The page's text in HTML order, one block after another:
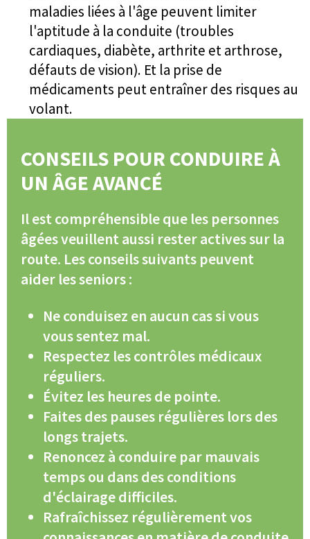
maladies liées à l'âge peuvent limiter
l'aptitude à la conduite (troubles
cardiaques, diabète, arthrite et arthrose,
défauts de vision). Et la prise de
médicaments peut entraîner des risques au
volant.
CONSEILS POUR CONDUIRE À
UN ÂGE AVANCÉ
Il est compréhensible que les personnes
âgées veuillent aussi rester actives sur la
route. Les conseils suivants peuvent
aider les seniors :
Ne conduisez en aucun cas si vous
vous sentez mal.
Respectez les contrôles médicaux
réguliers.
Évitez les heures de pointe.
Faites des pauses régulières lors des
longs trajets.
Renoncez à conduire par mauvais
temps ou dans des conditions
d'éclairage difficiles.
Rafraîchissez régulièrement vos